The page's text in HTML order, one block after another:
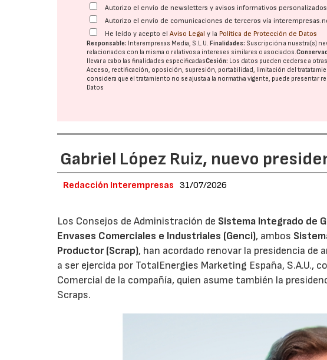
Autorizo el envío de newsletters y avisos informativos
Autorizo el envío de comunicaciones de terceros vía
He leído y acepto elAviso Legal y la Política de Protección de Datos
Responsable: Interempresas Media, S.L.U. Finalidades: Suscripción a nuestra(s)
relacionados con la misma o relativos a intereses similares o asociados.
llevar a cabo las finalidades especificadasCesión: Los datos pueden cederse a otras
Acceso, rectificación, oposición, supresión, portabilidad, limitación del
considera que el tratamiento no se ajusta a la normativa vigente, puede presentar
Datos
Gabriel López Ruiz, nuevo
Redacción Interempresas 31/07/2026
Los Consejos de Administración de Sistema Integrado de
Envases Comerciales e Industriales (Genci), ambos
Productor (Scrap), han acordado renovar la presidencia de
a ser ejercida por TotalEnergies Marketing España, S.A.U.,
Comercial de la compañía, quien asume también la
Scraps.